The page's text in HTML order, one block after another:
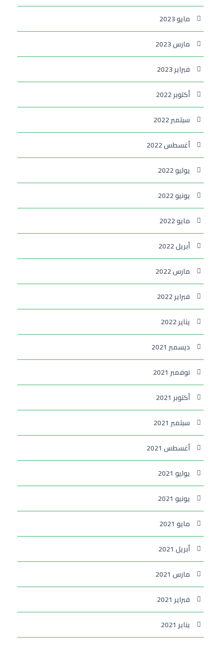
مايو 2023
مارس 2023
فبراير 2023
أكتوبر 2022
سبتمبر 2022
أغسطس 2022
يوليو 2022
يونيو 2022
مايو 2022
أبريل 2022
مارس 2022
فبراير 2022
يناير 2022
ديسمبر 2021
نوفمبر 2021
أكتوبر 2021
سبتمبر 2021
أغسطس 2021
يوليو 2021
يونيو 2021
مايو 2021
أبريل 2021
مارس 2021
فبراير 2021
يناير 2021